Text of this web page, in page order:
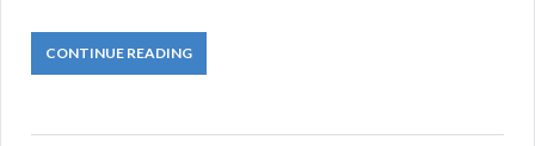
CONTINUE READING